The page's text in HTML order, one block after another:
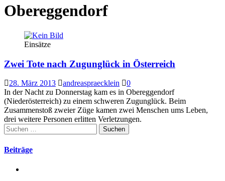
Obereggendorf
Einsätze
Zwei Tote nach Zugunglück in Österreich
28. März 2013 andreaspraecklein
0
In der Nacht zu Donnerstag kam es in Obereggendorf
(Niederösterreich) zu einem schweren Zugunglück. Beim
Zusammenstoß zweier Züge kamen zwei Menschen ums Leben,
drei weitere Personen erlitten Verletzungen.
Suchen
nach:
Beiträge